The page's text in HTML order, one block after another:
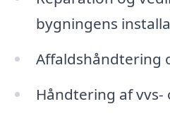
bygningens
Affaldshåndtering
Håndtering af